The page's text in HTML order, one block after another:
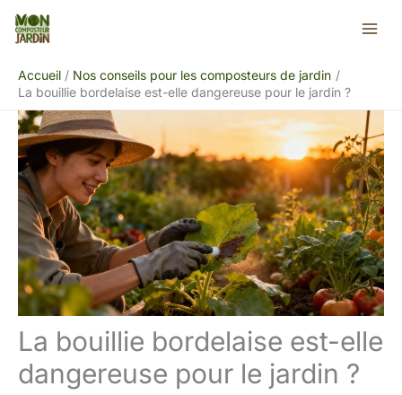
Aller
Accueil
Nos conseils pour les composteurs de jardin
La bouillie bordelaise est-elle dangereuse pour le jardin ?
La bouillie bordelaise est-elle
dangereuse pour le jardin ?
Rechercher